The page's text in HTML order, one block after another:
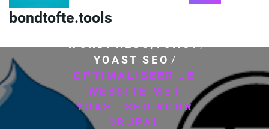
bondtofte.tools
WORDPRESS,YOAST,
YOAST SEO /
OPTIMALISEER JE
WEBSITE MET
YOAST SEO VOOR
DRUPAL